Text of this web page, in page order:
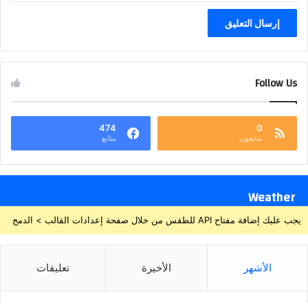
Follow Us
0
متابعون
474
متابع
Weather
يجب عليك إضافة مفتاح API للطقس من خلال صفحة إعدادات القالب > الدمج
الأشهر الأخيرة تعليقات